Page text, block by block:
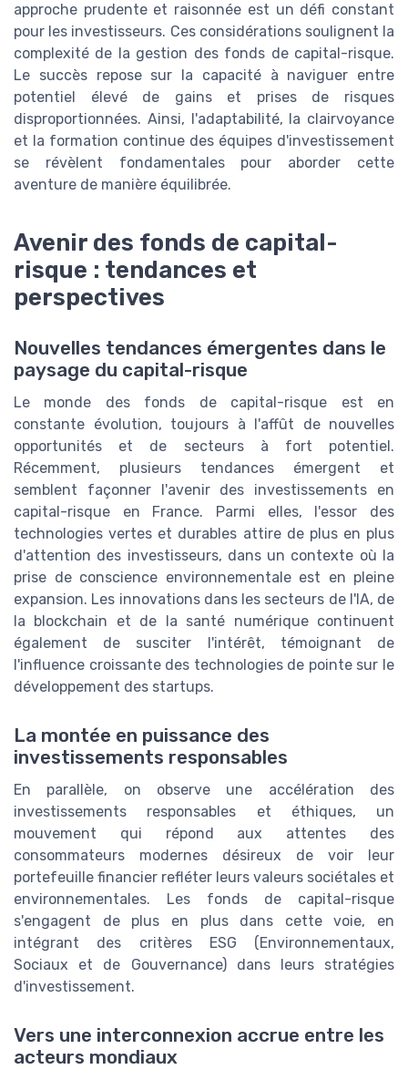
approche prudente et raisonnée est un défi constant
pour les investisseurs. Ces considérations soulignent la
complexité de la gestion des fonds de capital-risque.
Le succès repose sur la capacité à naviguer entre
potentiel élevé de gains et prises de risques
disproportionnées. Ainsi, l'adaptabilité, la clairvoyance
et la formation continue des équipes d'investissement
se révèlent fondamentales pour aborder cette
aventure de manière équilibrée.
Avenir des fonds de capital-
risque : tendances et
perspectives
Nouvelles tendances émergentes dans le
paysage du capital-risque
Le monde des fonds de capital-risque est en
constante évolution, toujours à l'affût de nouvelles
opportunités et de secteurs à fort potentiel.
Récemment, plusieurs tendances émergent et
semblent façonner l'avenir des investissements en
capital-risque en France. Parmi elles, l'essor des
technologies vertes et durables attire de plus en plus
d'attention des investisseurs, dans un contexte où la
prise de conscience environnementale est en pleine
expansion. Les innovations dans les secteurs de l'IA, de
la blockchain et de la santé numérique continuent
également de susciter l'intérêt, témoignant de
l'influence croissante des technologies de pointe sur le
développement des startups.
La montée en puissance des
investissements responsables
En parallèle, on observe une accélération des
investissements responsables et éthiques, un
mouvement qui répond aux attentes des
consommateurs modernes désireux de voir leur
portefeuille financier refléter leurs valeurs sociétales et
environnementales. Les fonds de capital-risque
s'engagent de plus en plus dans cette voie, en
intégrant des critères ESG (Environnementaux,
Sociaux et de Gouvernance) dans leurs stratégies
d'investissement.
Vers une interconnexion accrue entre les
acteurs mondiaux